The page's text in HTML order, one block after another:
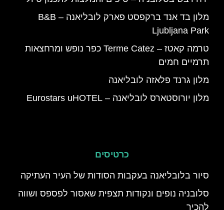
מלון בד אנד ברקפסט פארק לובליאנה – B&B
Ljubljana Park
טרמה קאטז – Terme Catez כפר נופש ומרחצאות
תרמיים חמים
מלון גרנד פלאזה לובליאנה
מלון יורוסטארס לובליאנה – Eurostars uHOTEL
כרטיסים
סיור בלובליאנה בעקבות הסודות של העיר העתיקה
סלובניה נופים ונקודות תצפית שאסור לפספס ושווה
להכיר